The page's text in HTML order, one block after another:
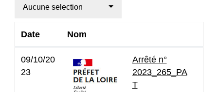
Aucune selection
Date Nom
09/10/20
23
Arrêté n°
2023_265_PA
T